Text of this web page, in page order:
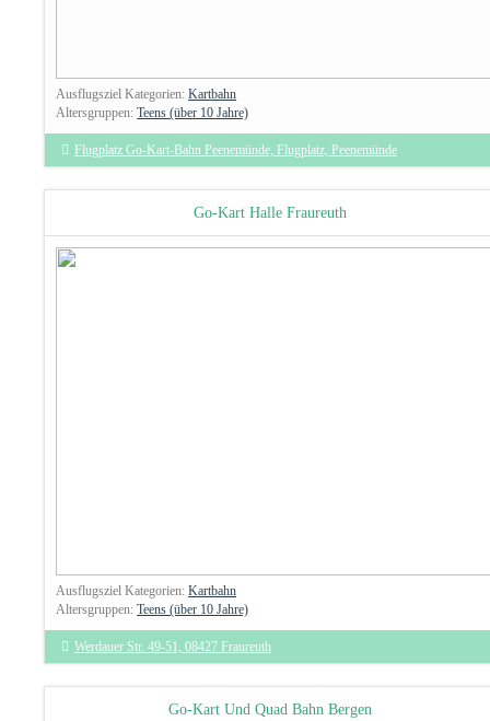
Ausflugsziel Kategorien:Kartbahn
Altersgruppen:Teens (über 10 Jahre)
Flugplatz Go-Kart-Bahn Peenemünde, Flugplatz, Peenemünde
Go-Kart Halle Fraureuth
Ausflugsziel Kategorien:Kartbahn
Altersgruppen:Teens (über 10 Jahre)
Werdauer Str. 49-51, 08427 Fraureuth
Go-Kart Und Quad Bahn Bergen